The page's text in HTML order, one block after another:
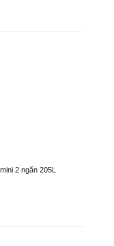
2 ngăn 205L